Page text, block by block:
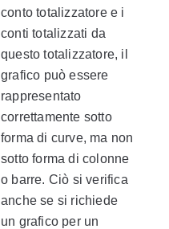
conto totalizzatore e i
conti totalizzati da
questo totalizzatore, il
grafico può essere
rappresentato
correttamente sotto
forma di curve, ma non
sotto forma di colonne
o barre. Ciò si verifica
anche se si richiede
un grafico per un